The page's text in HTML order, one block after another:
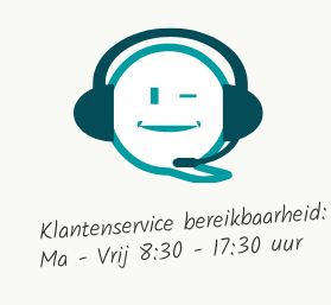
Klantenservice bereikbaarheid:
Ma - Vrij 8:30 - 17:30 uur